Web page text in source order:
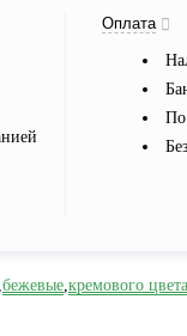
Оплата
По
,бежевые,кремового цвета